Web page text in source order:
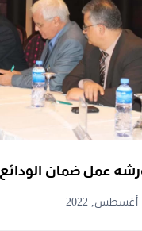
عمل ضمان الودائع